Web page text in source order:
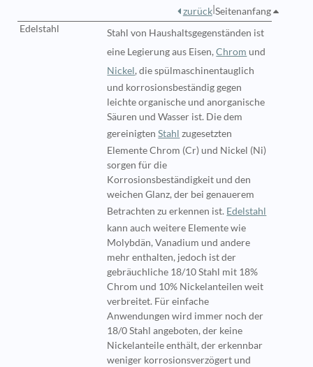
zurück| Seitenanfang
Edelstahl
Stahlvon Haushaltsgegenständen ist
eine Legierung aus Eisen,Chrom und
Nickel, die spülmaschinentauglich
und korrosionsbeständig gegen
leichte organische und anorganische
Säuren und Wasser ist. Die dem
gereinigtenStahl zugesetzten
Elemente Chrom (Cr) und Nickel (Ni)
sorgen für die
Korrosionsbeständigkeit und den
weichen Glanz, der bei genauerem
Betrachten zu erkennen ist. Edelstahl
kann auch weitere Elemente wie
Molybdän, Vanadium und andere
mehr enthalten, jedoch ist der
gebräuchliche 18/10 Stahl mit 18%
Chrom und 10% Nickelanteilen weit
verbreitet. Für einfache
Anwendungen wird immer noch der
18/0 Stahl angeboten, der keine
Nickelanteile enthält, der erkennbar
weniger korrosionsverzögert und